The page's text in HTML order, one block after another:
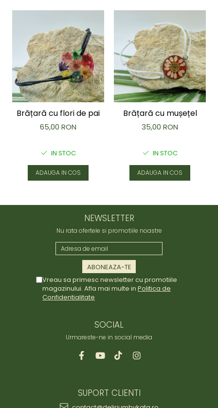
Brățară cu flori de pai
65,00 RON
IN STOC
ADAUGA IN COS
Brățară cu mușețel
35,00 RON
IN STOC
ADAUGA IN COS
NEWSLETTER
Nu rata ofertele si promotiile noastre
Vreau sa primesc newsletter cu promotiile
magazinului. Afla mai multe in Politica de
Confidentialitate
SOCIAL
Urmareste-ne in social media
SUPORT CLIENTI